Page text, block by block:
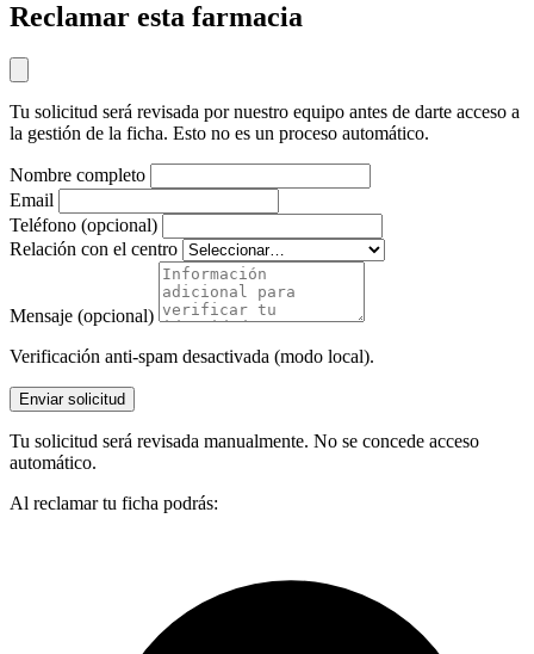
Reclamar esta farmacia
Tu solicitud será revisada por nuestro equipo antes de darte acceso a
la gestión de la ficha. Esto no es un proceso automático.
Nombre completo
Email
Teléfono (opcional)
Relación con el centro
Mensaje (opcional)
Verificación anti-spam desactivada (modo local).
Enviar solicitud
Tu solicitud será revisada manualmente. No se concede acceso
automático.
Al reclamar tu ficha podrás: